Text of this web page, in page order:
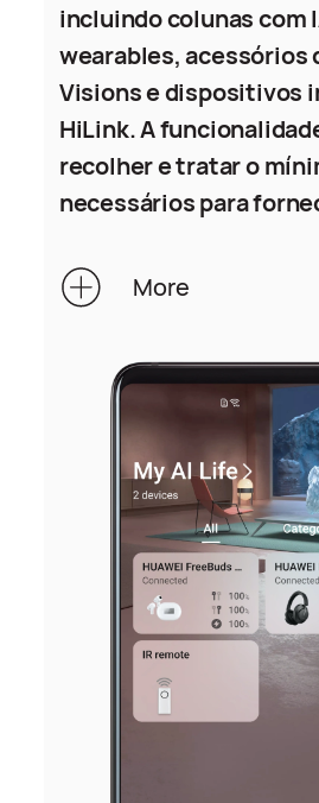
incluindo colunas com
wearables, acessórios
Visions e dispositivos
HiLink. A
recolher e tratar o
necessários para
nome de utilizador,
o identificador do
dispositivo do
dados serão
serem carregados e
HUAWEI Cloud. Os
relacionados com
dispositivos
terceiros são
fornecedores de
exige que as apps de
forneçam políticas de
More